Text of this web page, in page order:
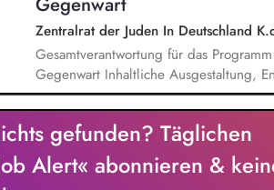
und entwickeln gemeinsam Konzepte
Umsetzungsprozesse mit anderen
Monitoring.
Zentralrat der Juden In Deutschland
Gesamtverantwortung für das
Gegenwart Inhaltliche Ausgestaltung,
Schwerpunkt Jüdische Gegenwart
aktueller Diskurse und
aktive Pflege des Netzwerkes der
Programmentwicklung Entwicklung
Akademie als Interaktions- und
gefunden? Täglichen
Alert« abonnieren &